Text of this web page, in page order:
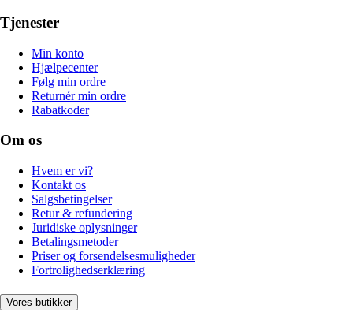
Tjenester
Min konto
Hjælpecenter
Følg min ordre
Returnér min ordre
Rabatkoder
Om os
Hvem er vi?
Kontakt os
Salgsbetingelser
Retur & refundering
Juridiske oplysninger
Betalingsmetoder
Priser og forsendelsesmuligheder
Fortrolighedserklæring
Vores butikker